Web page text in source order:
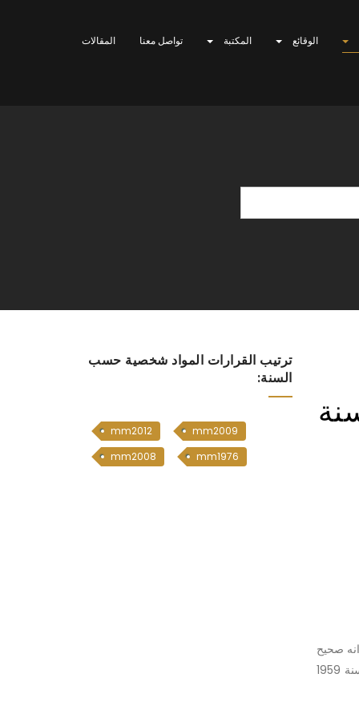
الوقائع المكتبة تواصل معنا المقالات
الشخصية رقم 188 لسنة
صحيح
وموافق للشرع والقانون ذلك لان الزوجة تستحق كل المهر المسمى بالدخول استنادا للمادة (21) من قانون الاحوال الشخصية رقم 188 لسنة 1959
ترتيب القرارات المواد شخصية حسب
السنة:
mm2012
mm2009
mm2008
mm1976